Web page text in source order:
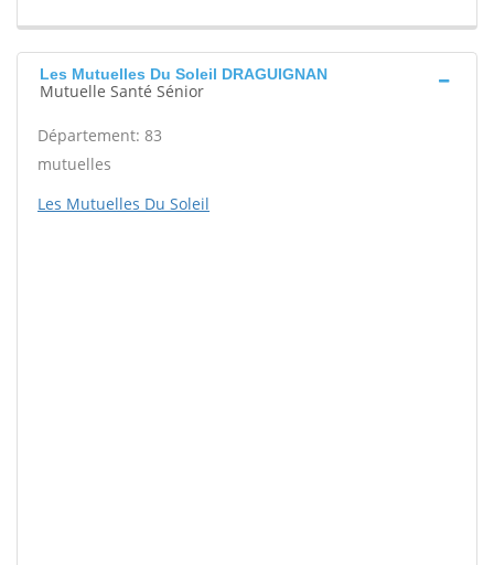
Les Mutuelles Du Soleil DRAGUIGNAN
Mutuelle Santé Sénior
Département: 83
mutuelles
Les Mutuelles Du Soleil